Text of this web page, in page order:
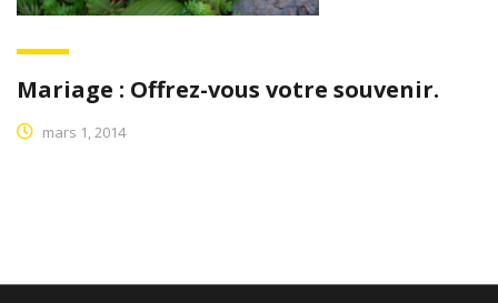
Mariage : Offrez-vous votre souvenir.
mars 1, 2014